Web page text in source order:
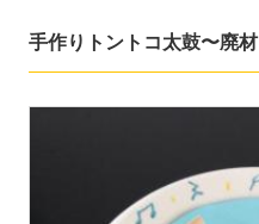
手作りトントコ太鼓〜廃